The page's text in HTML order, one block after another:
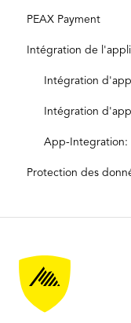
Documents
Entrées
Boîte aux lettres
Factures
Archives
PEAX Payment
Compte de
Compte bancaire
Intégration de
Intégration
Intégration
App-Integration:
Protection des